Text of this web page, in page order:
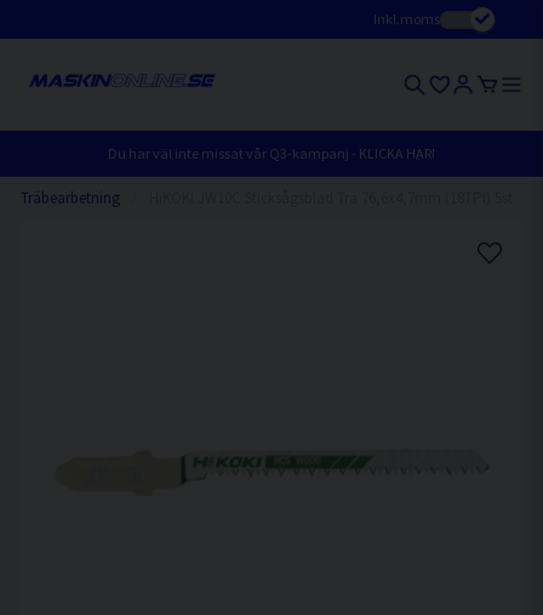
Inkl.moms
Du har väl inte missat vår Q3-kampanj - KLICKA HÄR!
Träbearbetning